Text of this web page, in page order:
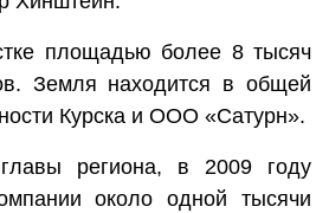
площадью более 8 тысяч
Земля находится в общей
Курска и ООО «Сатурн».
региона, в 2009 году
около одной тысячи